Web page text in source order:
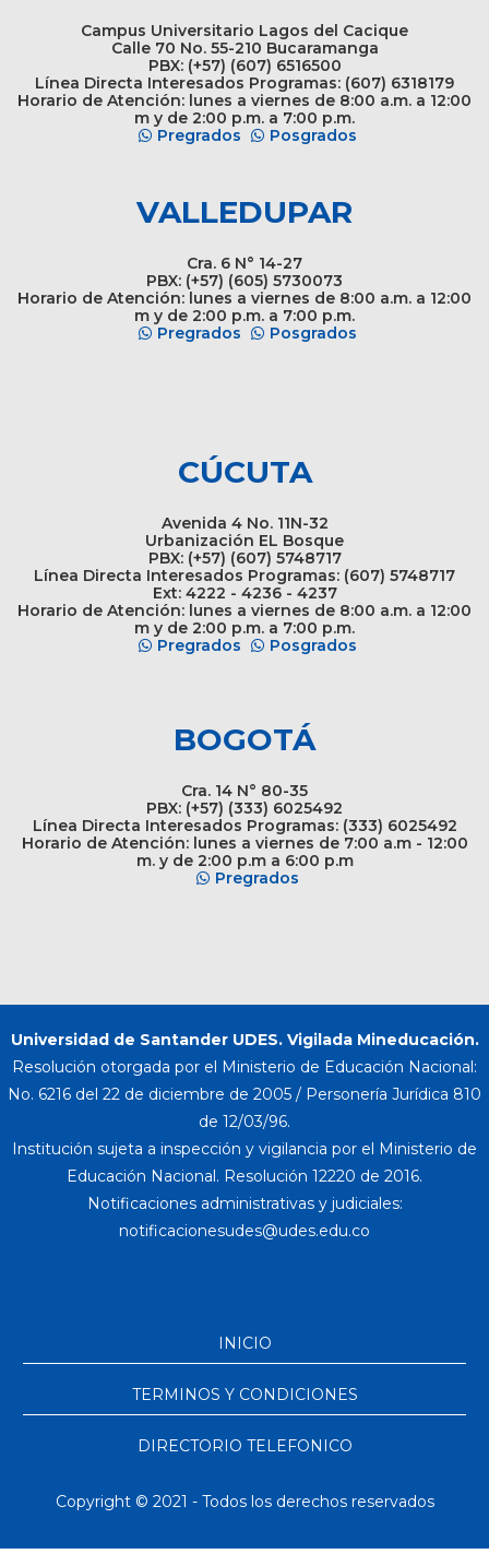
Campus Universitario Lagos del Cacique
Calle 70 No. 55-210 Bucaramanga
PBX: (+57) (607) 6516500
Línea Directa Interesados Programas: (607) 6318179
Horario de Atención: lunes a viernes de 8:00 a.m. a 12:00
m y de 2:00 p.m. a 7:00 p.m.
Pregrados
Posgrados
VALLEDUPAR
Cra. 6 N° 14-27
PBX: (+57) (605) 5730073
Horario de Atención: lunes a viernes de 8:00 a.m. a 12:00
m y de 2:00 p.m. a 7:00 p.m.
Pregrados
Posgrados
CÚCUTA
Avenida 4 No. 11N-32
Urbanización EL Bosque
PBX: (+57) (607) 5748717
Línea Directa Interesados Programas: (607) 5748717
Ext: 4222 - 4236 - 4237
Horario de Atención: lunes a viernes de 8:00 a.m. a 12:00
m y de 2:00 p.m. a 7:00 p.m.
Pregrados
Posgrados
BOGOTÁ
Cra. 14 N° 80-35
PBX: (+57) (333) 6025492
Línea Directa Interesados Programas: (333) 6025492
Horario de Atención: lunes a viernes de 7:00 a.m - 12:00
m. y de 2:00 p.m a 6:00 p.m
Pregrados
Universidad de Santander UDES. Vigilada Mineducación.
Resolución otorgada por el Ministerio de Educación Nacional:
No. 6216 del 22 de diciembre de 2005 / Personería Jurídica 810
de 12/03/96.
Institución sujeta a inspección y vigilancia por el Ministerio de
Educación Nacional. Resolución 12220 de 2016.
Notificaciones administrativas y judiciales:
INICIO
TERMINOS Y CONDICIONES
DIRECTORIO TELEFONICO
Copyright © 2021 - Todos los derechos reservados